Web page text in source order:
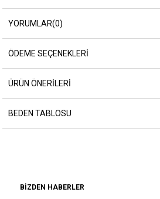
YORUMLAR(0)
ÖDEME SEÇENEKLERI
ÜRÜN ÖNERILERI
BEDEN TABLOSU
BIZDEN HABERLER